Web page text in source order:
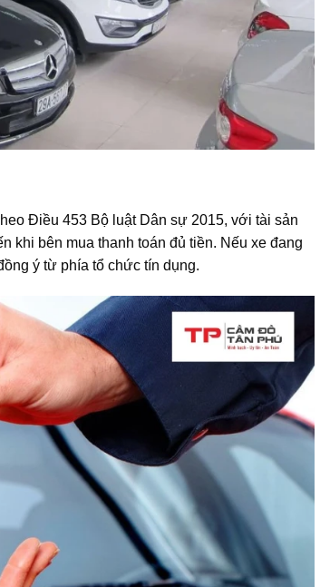
Điều 453 Bộ luật Dân sự 2015, với tài sản
khi bên mua thanh toán đủ tiền. Nếu xe đang
ý từ phía tổ chức tín dụng.